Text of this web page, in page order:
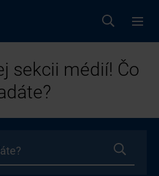
sekcii médií! Čo